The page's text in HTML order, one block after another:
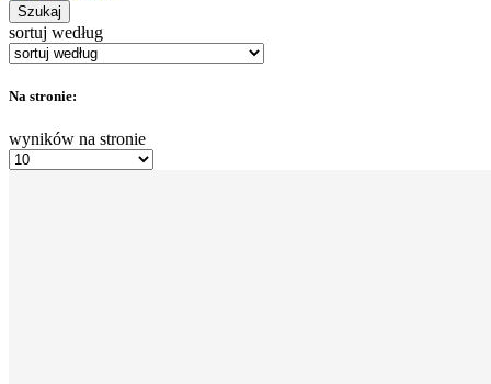
Szukaj
sortuj według
Na stronie:
wyników na stronie